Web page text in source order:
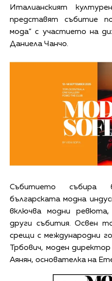
Италианският
представят събитие
мода“ с участието на
Даниела Чанчо.
Събитието събира
българската модна
включва модни
други събития. Освен
срещи с международни
Трбович, моден
Аянян, основателка на